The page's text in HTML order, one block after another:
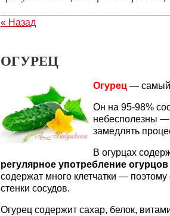
« Назад
ОГУРЕЦ
Огурец — самый
Он на 95-98%
небесполезны —
замедлять
В огурцах
регулярное употребление
содержат много клетчатки —
стенки сосудов.
Огурец содержит сахар, белок,